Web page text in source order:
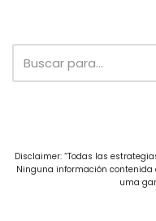
Disclaimer: “Todas las
Ninguna información
uma